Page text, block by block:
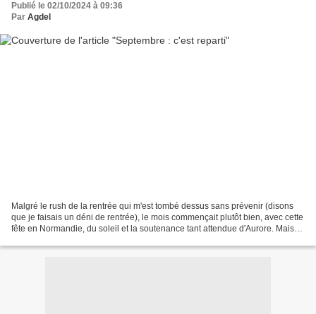
Publié le 02/10/2024 à 09:36
Par Agdel
Malgré le rush de la rentrée qui m'est tombé dessus sans prévenir (disons
que je faisais un déni de rentrée), le mois commençait plutôt bien, avec cette
fête en Normandie, du soleil et la soutenance tant attendue d'Aurore. Mais